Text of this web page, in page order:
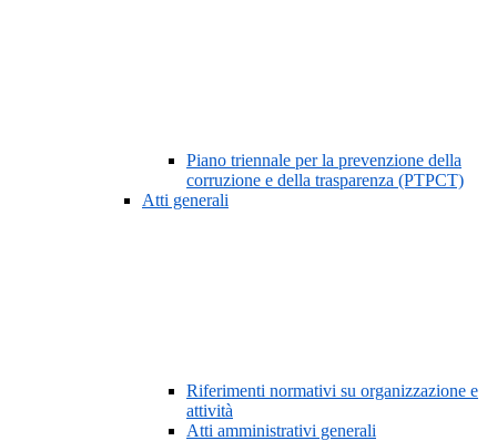
Piano triennale per la prevenzione della
corruzione e della trasparenza (PTPCT)
Atti generali
Riferimenti normativi su organizzazione e
attività
Atti amministrativi generali